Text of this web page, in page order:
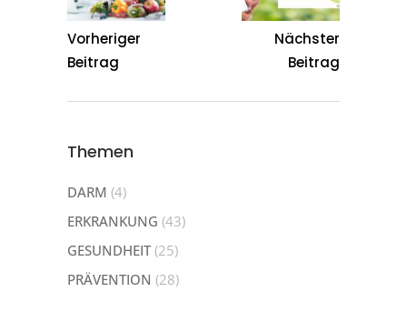
Vorheriger
Beitrag
Nächster
Beitrag
Themen
DARM (4)
ERKRANKUNG (43)
GESUNDHEIT(25)
PRÄVENTION (28)